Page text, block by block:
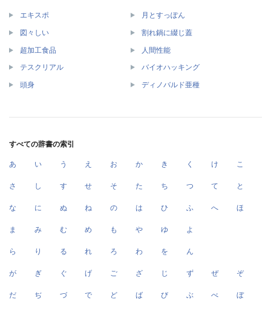
エキスポ 月とすっぽん
図々しい 割れ鍋に綴じ蓋
超加工食品 人間性能
テスクリアル バイオハッキング
頭身 ディノバルド亜種
すべての辞書の索引
あ い う え お か き く け こ
さ し す せ そ た ち つ て と
な に ぬ ね の は ひ ふ へ ほ
ま み む め も や ゆ よ
ら り る れ ろ わ を ん
が ぎ ぐ げ ご ざ じ ず ぜ ぞ
だ ぢ づ で ど ば び ぶ べ ぼ